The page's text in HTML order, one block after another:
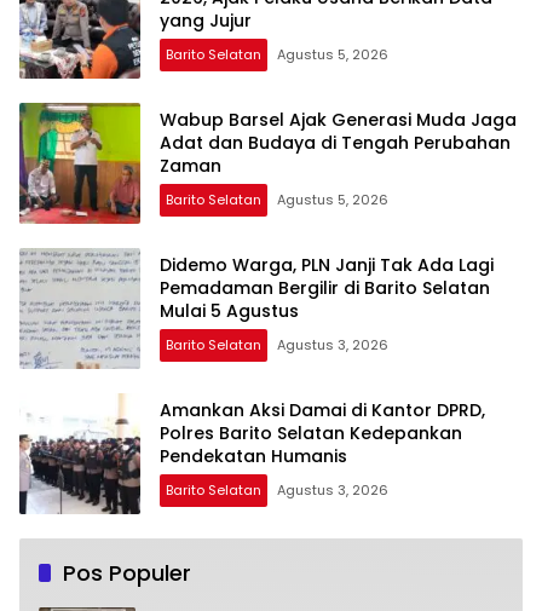
yang Jujur
Barito Selatan Agustus 5, 2026
Wabup Barsel Ajak Generasi Muda Jaga
Adat dan Budaya di Tengah Perubahan
Zaman
Barito Selatan Agustus 5, 2026
Didemo Warga, PLN Janji Tak Ada Lagi
Pemadaman Bergilir di Barito Selatan
Mulai 5 Agustus
Barito Selatan Agustus 3, 2026
Amankan Aksi Damai di Kantor DPRD,
Polres Barito Selatan Kedepankan
Pendekatan Humanis
Barito Selatan Agustus 3, 2026
Pos Populer